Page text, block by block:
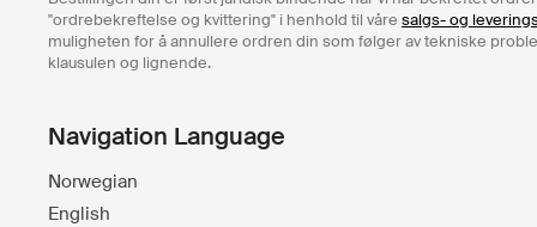
"ordrebekreftelse og kvittering" i henhold til våre salgs- og
muligheten for å annullere ordren din som følger av tekniske
klausulen og lignende.
Navigation Language
Norwegian
English